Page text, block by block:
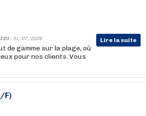
CDI - 31/07/2026 Lire la suite
de gamme sur la plage, où
pour nos clients. Vous
F)